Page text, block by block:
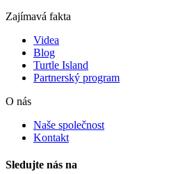
Zajímavá fakta
Videa
Blog
Turtle Island
Partnerský program
O nás
Naše společnost
Kontakt
Sledujte nás na